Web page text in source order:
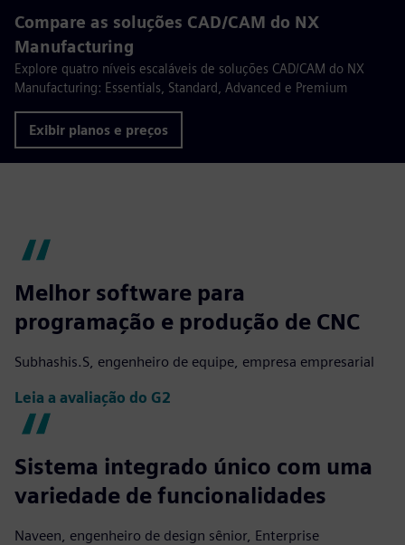
Compare as soluções CAD/CAM do NX
Manufacturing
Explore quatro níveis escaláveis de soluções CAD/CAM do NX
Manufacturing: Essentials, Standard, Advanced e Premium
Exibir planos e preços
Melhor software para
programação e produção de CNC
Subhashis.S, engenheiro de equipe, empresa empresarial
Leia a avaliação do G2
Sistema integrado único com uma
variedade de funcionalidades
Naveen, engenheiro de design sênior, Enterprise